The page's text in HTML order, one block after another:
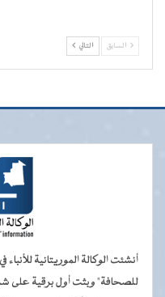
السابق التالي
للصحافة" وبثت أول برقية على